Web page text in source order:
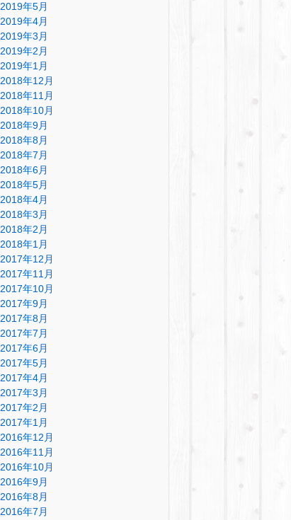
2019年5月
2019年4月
2019年3月
2019年2月
2019年1月
2018年12月
2018年11月
2018年10月
2018年9月
2018年8月
2018年7月
2018年6月
2018年5月
2018年4月
2018年3月
2018年2月
2018年1月
2017年12月
2017年11月
2017年10月
2017年9月
2017年8月
2017年7月
2017年6月
2017年5月
2017年4月
2017年3月
2017年2月
2017年1月
2016年12月
2016年11月
2016年10月
2016年9月
2016年8月
2016年7月